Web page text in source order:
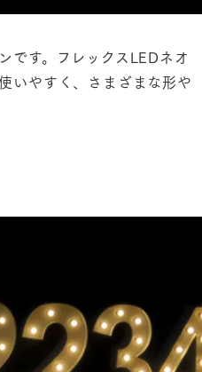
です。フレックスLEDネオ
いやすく、さまざまな形や